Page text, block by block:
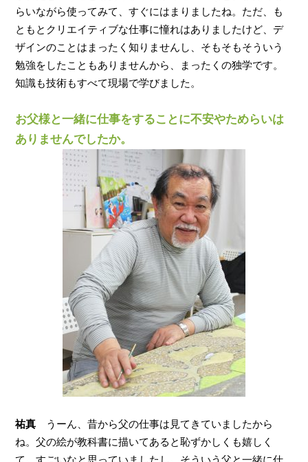
らいながら使ってみて、すぐにはまりましたね。ただ、も
ともとクリエイティブな仕事に憧れはありましたけど、デ
ザインのことはまったく知りませんし、そもそもそういう
勉強をしたこともありませんから、まったくの独学です。
知識も技術もすべて現場で学びました。
お父様と一緒に仕事をすることに不安やためらいは
ありませんでしたか。
祐真 うーん、昔から父の仕事は見てきていましたから
ね。父の絵が教科書に描いてあると恥ずかしくも嬉しく
て、すごいなと思っていましたし、そういう父と一緒に仕